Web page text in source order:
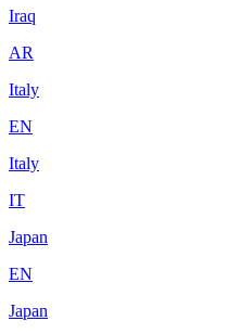
Iraq
AR
Italy
EN
Italy
IT
Japan
EN
Japan